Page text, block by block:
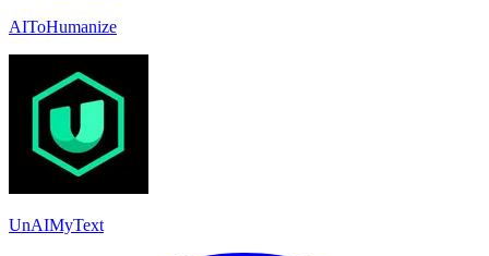
AIToHumanize
UnAIMyText